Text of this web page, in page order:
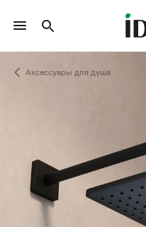
Аксессуары для душа